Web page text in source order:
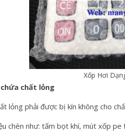
Xốp Hơi
chất lỏng
lỏng phải được bị kín không cho
chèn như: tấm bọt khí, mút xốp